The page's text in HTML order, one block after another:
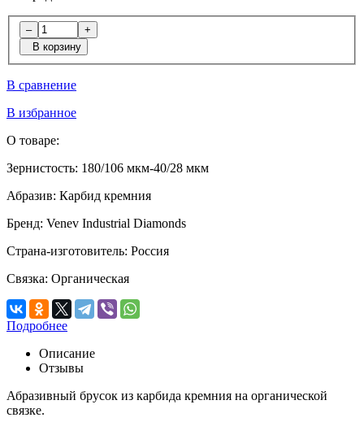
–
+
В корзину
В сравнение
В избранное
О товаре:
Зернистость: 180/106 мкм-40/28 мкм
Абразив: Карбид кремния
Бренд: Venev Industrial Diamonds
Страна-изготовитель: Россия
Связка: Органическая
Подробнее
Описание
Отзывы
Абразивный брусок из карбида кремния на органической
связке.